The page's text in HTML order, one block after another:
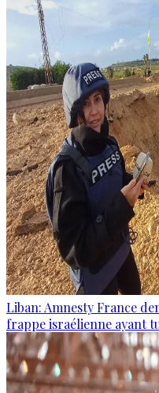
Liban: Amnesty France
frappe israélienne ayant